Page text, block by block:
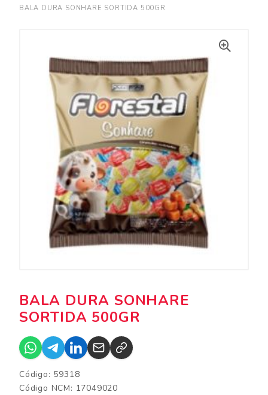
BALA DURA SONHARE SORTIDA 500GR
BALA DURA SONHARE
SORTIDA 500GR
Código: 59318
Código NCM: 17049020